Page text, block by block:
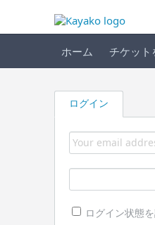
ホーム チケット
ログイン
ログイン状態